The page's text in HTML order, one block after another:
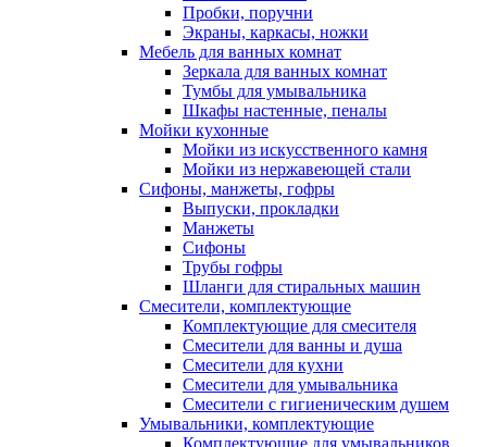
Пробки, поручни
Экраны, каркасы, ножки
Мебель для ванных комнат
Зеркала для ванных комнат
Тумбы для умывальника
Шкафы настенные, пеналы
Мойки кухонные
Мойки из искусственного камня
Мойки из нержавеющей стали
Сифоны, манжеты, гофры
Выпуски, прокладки
Манжеты
Сифоны
Трубы гофры
Шланги для стиральных машин
Смесители, комплектующие
Комплектующие для смесителя
Смесители для ванны и душа
Смесители для кухни
Смесители для умывальника
Смесители с гигиеническим душем
Умывальники, комплектующие
Комплектующие для умывальников